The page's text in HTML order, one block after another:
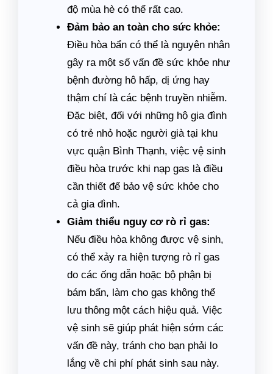
độ mùa hè có thể rất cao.
Đảm bảo an toàn cho sức khỏe:
Điều hòa bẩn có thể là nguyên nhân
gây ra một số vấn đề sức khỏe như
bệnh đường hô hấp, dị ứng hay
thậm chí là các bệnh truyền nhiễm.
Đặc biệt, đối với những hộ gia đình
có trẻ nhỏ hoặc người già tại khu
vực quận Bình Thạnh, việc vệ sinh
điều hòa trước khi nạp gas là điều
cần thiết để bảo vệ sức khỏe cho
cả gia đình.
Giảm thiểu nguy cơ rò rỉ gas:
Nếu điều hòa không được vệ sinh,
có thể xảy ra hiện tượng rò rỉ gas
do các ống dẫn hoặc bộ phận bị
bám bẩn, làm cho gas không thể
lưu thông một cách hiệu quả. Việc
vệ sinh sẽ giúp phát hiện sớm các
vấn đề này, tránh cho bạn phải lo
lắng về chi phí phát sinh sau này.